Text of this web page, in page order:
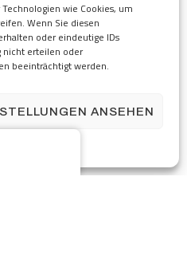
wie Cookies, um
Wenn Sie diesen
oder eindeutige IDs
nicht erteilen oder
beeinträchtigt werden.
ANSEHEN